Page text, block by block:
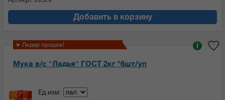
Добавить в корзину
➤ Лидер продаж!
Мука в/с "Ладья" ГОСТ 2кг *6шт/уп
i
Ед.изм: